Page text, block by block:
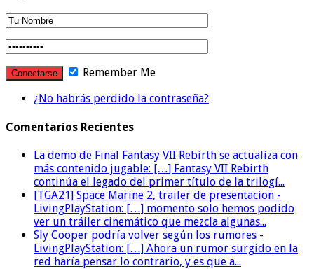
Remember Me
¿No habrás perdido la contraseña?
Comentarios Recientes
La demo de Final Fantasy VII Rebirth se actualiza con
más contenido jugable: […] Fantasy VII Rebirth
continúa el legado del primer título de la trilogí...
[TGA21] Space Marine 2, trailer de presentacion -
LivingPlayStation: […] momento solo hemos podido
ver un tráiler cinemático que mezcla algunas...
Sly Cooper podría volver según los rumores -
LivingPlayStation: […] Ahora un rumor surgido en la
red haría pensar lo contrario, y es que a...